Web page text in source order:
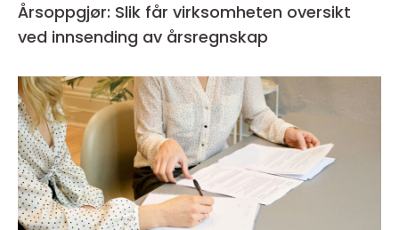
Årsoppgjør: Slik får virksomheten oversikt
ved innsending av årsregnskap